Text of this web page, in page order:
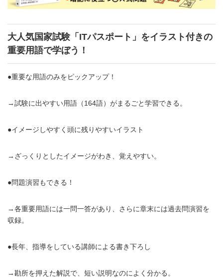
大人気国家試験「ITパスポート」をイラスト付きの
重要用語で学ぼう！
●重要な用語のみをピックアップ！
→試験に出やすい用語（164語）がまるごと学習できる。
●イメージしやすく頭に残りやすいイラスト
→ざっくりとしたイメージがわき、覚えやすい。
●問題演習もできる！
→各重要用語には一問一答があり、さらに章末には過去問演習を
収録。
●長年、指導をしている講師による書き下ろし
→勘所を押えた解説で、短い説明なのによく分かる。